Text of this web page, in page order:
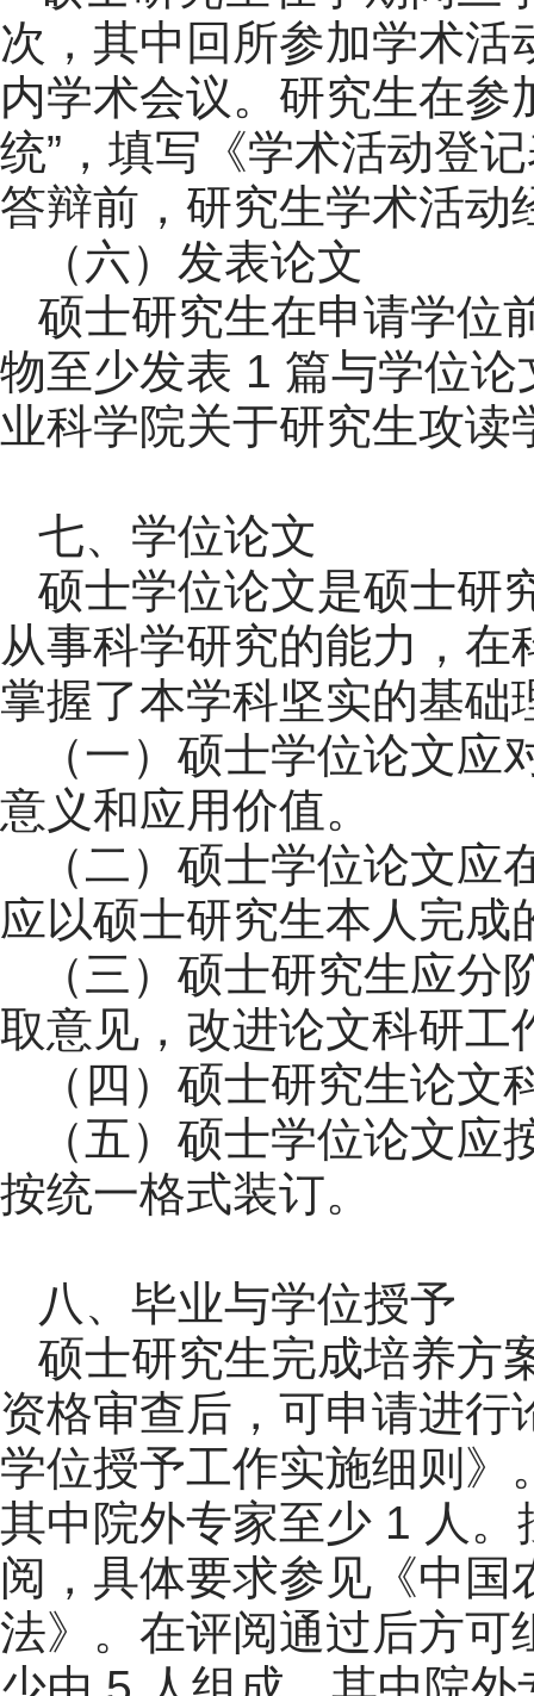
次，其中回所参加学术
内学术会议。研究生在参
统”，填写《学术活动登
答辩前，研究生学术活动
（六）发表论文
硕士研究生在申请学位
物至少发表 1 篇与学位
业科学院关于研究生攻
七、学位论文
硕士学位论文是硕士研
从事科学研究的能力，
掌握了本学科坚实的基础
（一）硕士学位论文
意义和应用价值。
（二）硕士学位论文
应以硕士研究生本人完
（三）硕士研究生应
取意见，改进论文科研工
（四）硕士研究生论
（五）硕士学位论文
按统一格式装订。
八、毕业与学位授予
硕士研究生完成培养方
资格审查后，可申请进
学位授予工作实施细则
其中院外专家至少 1 人
阅，具体要求参见《中
法》。在评阅通过后方可